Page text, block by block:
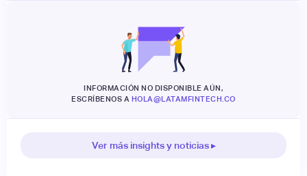
INFORMACIÓN NO DISPONIBLE AÚN,
ESCRÍBENOS A HOLA@LATAMFINTECH.CO
Ver más insights y noticias ▸